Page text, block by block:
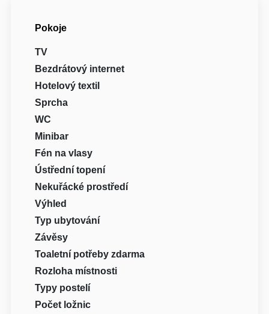
Pokoje
TV
Bezdrátový internet
Hotelový textil
Sprcha
WC
Minibar
Fén na vlasy
Ústřední topení
Nekuřácké prostředí
Výhled
Typ ubytování
Závěsy
Toaletní potřeby zdarma
Rozloha místnosti
Typy postelí
Počet ložnic